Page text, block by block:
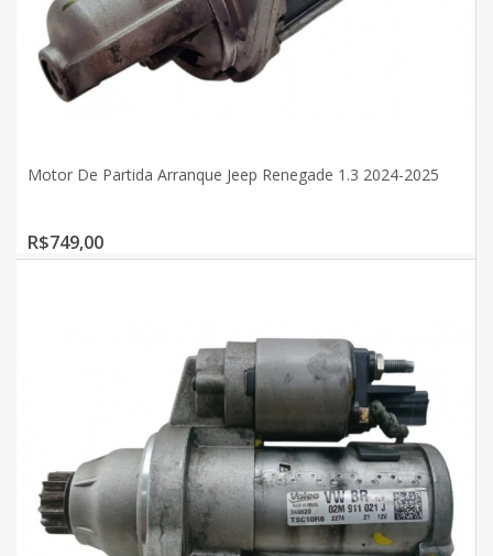
Motor De Partida Arranque Jeep Renegade 1.3 2024-2025
R$749,00